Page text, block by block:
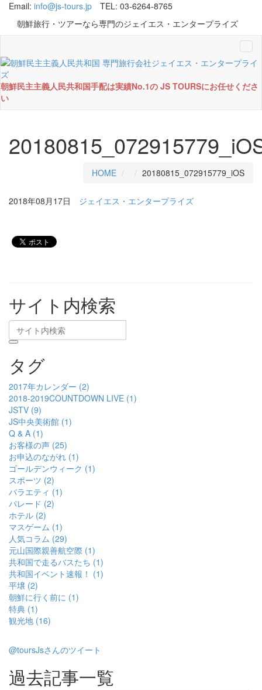
Email: info@js-tours.jp
TEL: 03-6264-8765
朝鮮旅行・ツアーなら専門のジェイエス・エンタープライズ
朝鮮民主主義人民共和国手配は実績No.1の JS TOURSにお任せくださ
い
HOME 20180815_072915779_iOS
2018年08月17日 ジェイエス・エンタープライズ
サイト内検索
タグ
2017年カレンダー (2)
2018-2019COUNTDOWN LIVE (1)
JSTV (9)
JS中央美術館 (1)
Q & A (1)
お客様の声 (25)
お申込のながれ (1)
ゴールデンウィーク (1)
スポーツ (2)
バラエティ (1)
パレード (2)
ホテル (2)
マスゲーム (1)
人気コラム (29)
元山国際親善航空際 (1)
共和国で走るバスたち (1)
共和国イベント速報！ (1)
平壌 (2)
朝鮮に行く前に (1)
特典 (1)
観光地 (16)
@toursJsさんのツイート
過去記事一覧